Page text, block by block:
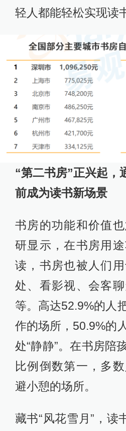
轻人都能轻松实现读
“第二书房”正兴起，
前成为读书新场景
书房的功能和价值
研显示，在书房用
读，书房也被人们
处、看影视、会客
等。高达52.9%的人
作的场所，50.9%的
处“静静”。在书房陪
比例倒数第一，多
避小憩的场所。
藏书“风花雪月”，读